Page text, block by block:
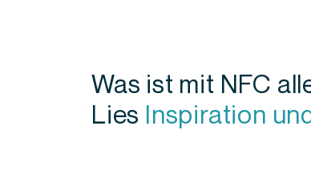
Was ist mit NFC
Lies Inspiration